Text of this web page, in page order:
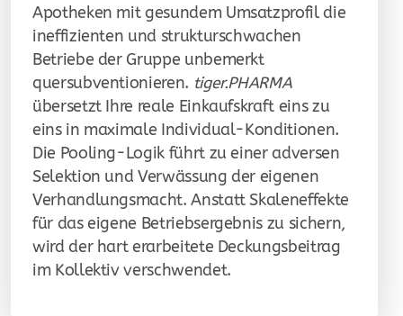
Apotheken mit gesundem Umsatzprofil die
ineffizienten und strukturschwachen
Betriebe der Gruppe unbemerkt
quersubventionieren. tiger.PHARMA
übersetzt Ihre reale Einkaufskraft eins zu
eins in maximale Individual-Konditionen.
Die Pooling-Logik führt zu einer adversen
Selektion und Verwässung der eigenen
Verhandlungsmacht. Anstatt Skaleneffekte
für das eigene Betriebsergebnis zu sichern,
wird der hart erarbeitete Deckungsbeitrag
im Kollektiv verschwendet.